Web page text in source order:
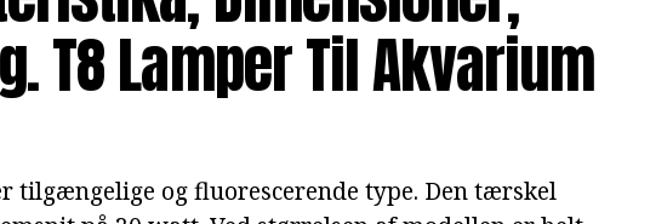
T8 Lamper Til Akvarium
tilgængelige og fluorescerende type. Den tærskel